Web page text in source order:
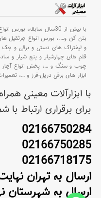
با بیش از 30سال سابقه،
بورس
بتن کن و….، بورس انواع جرثقیل
و لیفتراک های دستی و برقی و
قلم های چهارشیار و پنج شیار و
چوب و سنگ و …، پخش انواع
ابزار های برقی دریل-فرز و …،
با ابزارآلات معینی
برای برقراری ارتباط
02166750284
02166750285
02166718175
ارسال به تهران نهایت 24 ساعت
ارسال به شهرستان نهایت 48